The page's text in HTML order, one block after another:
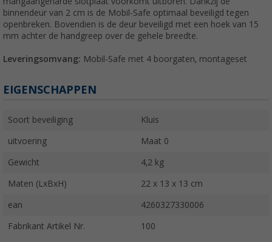
binnendeur van 2 cm is de Mobil-Safe optimaal beveiligd tegen
openbreken. Bovendien is de deur beveiligd met een hoek van 15
mm achter de handgreep over de gehele breedte.
Leveringsomvang: Mobil-Safe met 4 boorgaten, montageset
EIGENSCHAPPEN
Soort beveiliging Kluis
uitvoering Maat 0
Gewicht 4,2 kg
Maten (LxBxH) 22 x 13 x 13 cm
ean 4260327330006
Fabrikant Artikel Nr. 100